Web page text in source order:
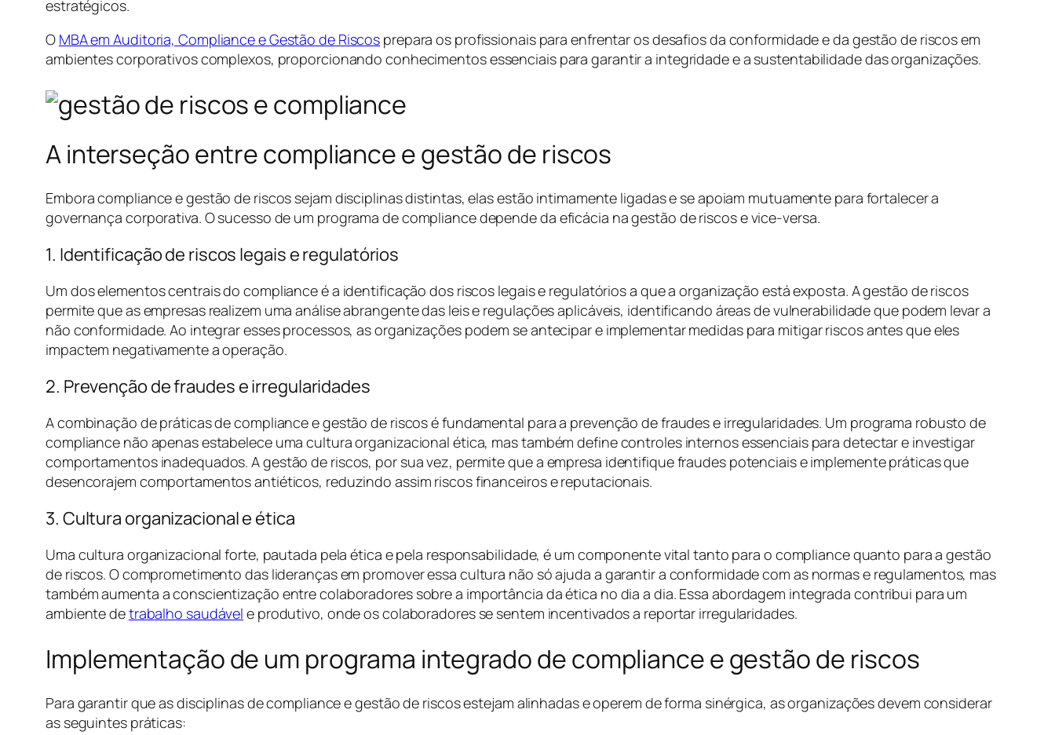
estratégicos.
O MBA em Auditoria, Compliance e Gestão de Riscos prepara os profissionais para enfrentar os desafios da conformidade e da gestão de riscos em
ambientes corporativos complexos, proporcionando conhecimentos essenciais para garantir a integridade e a sustentabilidade das organizações.
A interseção entre compliance e gestão de riscos
Embora compliance e gestão de riscos sejam disciplinas distintas, elas estão intimamente ligadas e se apoiam mutuamente para fortalecer a
governança corporativa. O sucesso de um programa de compliance depende da eficácia na gestão de riscos e vice-versa.
1. Identificação de riscos legais e regulatórios
Um dos elementos centrais do compliance é a identificação dos riscos legais e regulatórios a que a organização está exposta. A gestão de riscos
permite que as empresas realizem uma análise abrangente das leis e regulações aplicáveis, identificando áreas de vulnerabilidade que podem levar a
não conformidade. Ao integrar esses processos, as organizações podem se antecipar e implementar medidas para mitigar riscos antes que eles
impactem negativamente a operação.
2. Prevenção de fraudes e irregularidades
A combinação de práticas de compliance e gestão de riscos é fundamental para a prevenção de fraudes e irregularidades. Um programa robusto de
compliance não apenas estabelece uma cultura organizacional ética, mas também define controles internos essenciais para detectar e investigar
comportamentos inadequados. A gestão de riscos, por sua vez, permite que a empresa identifique fraudes potenciais e implemente práticas que
desencorajem comportamentos antiéticos, reduzindo assim riscos financeiros e reputacionais.
3. Cultura organizacional e ética
Uma cultura organizacional forte, pautada pela ética e pela responsabilidade, é um componente vital tanto para o compliance quanto para a gestão
de riscos. O comprometimento das lideranças em promover essa cultura não só ajuda a garantir a conformidade com as normas e regulamentos, mas
também aumenta a conscientização entre colaboradores sobre a importância da ética no dia a dia. Essa abordagem integrada contribui para um
ambiente detrabalho saudável e produtivo, onde os colaboradores se sentem incentivados a reportar irregularidades.
Implementação de um programa integrado de compliance e gestão de riscos
Para garantir que as disciplinas de compliance e gestão de riscos estejam alinhadas e operem de forma sinérgica, as organizações devem considerar
as seguintes práticas: